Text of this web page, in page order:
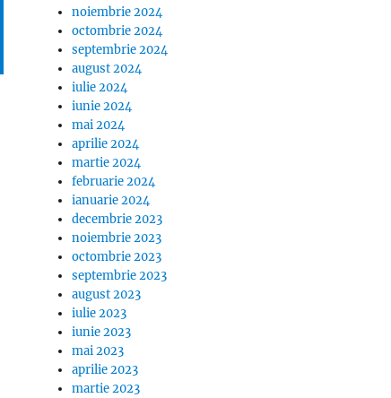
noiembrie 2024
octombrie 2024
septembrie 2024
august 2024
iulie 2024
iunie 2024
mai 2024
aprilie 2024
martie 2024
februarie 2024
ianuarie 2024
decembrie 2023
noiembrie 2023
octombrie 2023
septembrie 2023
august 2023
iulie 2023
iunie 2023
mai 2023
aprilie 2023
martie 2023